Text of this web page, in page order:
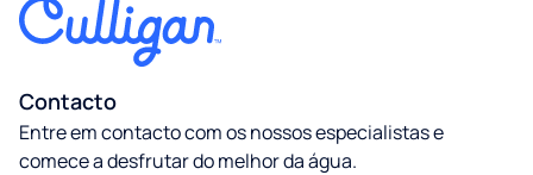
Contacto
Entre em contacto com os nossos especialistas e
comece a desfrutar do melhor da água.